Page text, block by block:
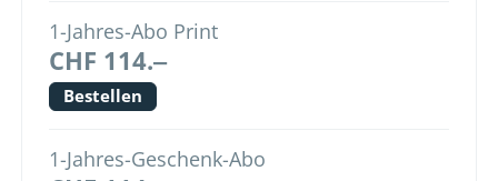
1-Jahres-Abo Print
CHF 114.‒
Bestellen
1-Jahres-Geschenk-Abo